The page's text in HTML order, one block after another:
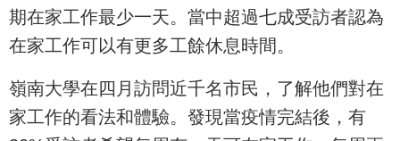
期在家工作最少一天。當中超過七成受訪者認為
在家工作可以有更多工餘休息時間。
嶺南大學在四月訪問近千名市民，了解他們對在
家工作的看法和體驗。發現當疫情完結後，有